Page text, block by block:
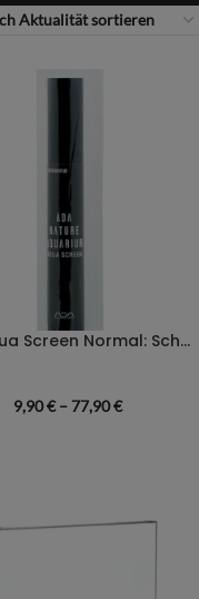
ADA Aqua Screen Normal: Schwarz
9,90€– 77,90€